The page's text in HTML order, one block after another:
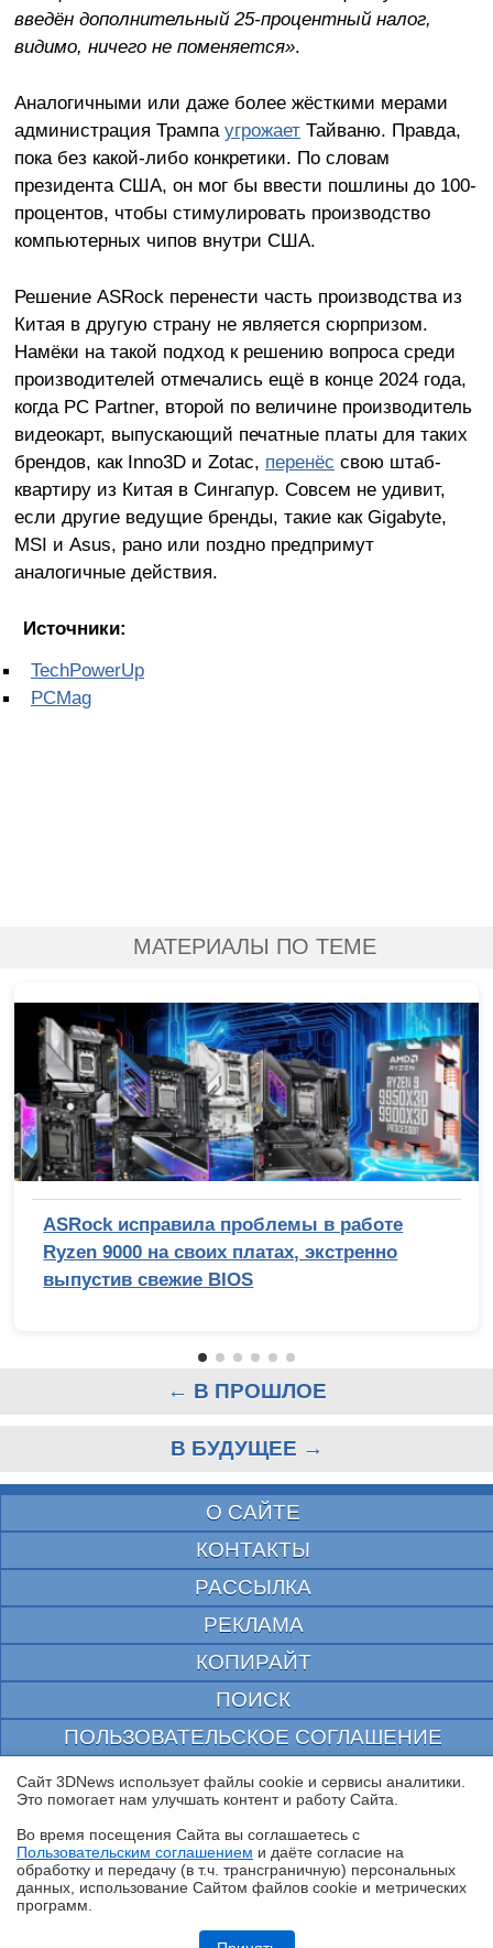
Обзор ноутбука HONOR MagicBook 16 2026 (LHC-X) на платформе
введён дополнительный 25-процентный налог,
видимо, ничего не поменяется».
Аналогичными или даже более жёсткими мерами
администрация Трампа угрожаетТайваню. Правда,
пока без какой-либо конкретики. По словам
президента США, он мог бы ввести пошлины до 100-
процентов, чтобы стимулировать производство
компьютерных чипов внутри США.
Решение ASRock перенести часть производства из
Китая в другую страну не является сюрпризом.
Намёки на такой подход к решению вопроса среди
производителей отмечались ещё в конце 2024 года,
когда PC Partner, второй по величине производитель
видеокарт, выпускающий печатные платы для таких
брендов, как Inno3D и Zotac, перенёс свою штаб-
квартиру из Китая в Сингапур. Совсем не удивит,
если другие ведущие бренды, такие как Gigabyte,
MSI и Asus, рано или поздно предпримут
аналогичные действия.
Источники:
TechPowerUp
PCMag
МАТЕРИАЛЫ ПО ТЕМЕ
ASRock исправила проблемы в работе
Ryzen 9000 на своих платах, экстренно
выпустив свежие BIOS
← В ПРОШЛОЕ
В БУДУЩЕЕ →
О САЙТЕ
КОНТАКТЫ
РАССЫЛКА
РЕКЛАМА
КОПИРАЙТ
ПОИСК
ПОЛЬЗОВАТЕЛЬСКОЕ СОГЛАШЕНИЕ
ЗАЩИЩЕНО CURATOR
© 1997—2026 Электронное периодическое издание "3ДНьюс" | Свидетельство о
выдано Федеральной Службой по надзору за соблюдением законодательства в сфере
массовых коммуникаций и охране культурного наследия
При цитировании документа ссылка на сайт с указанием автора обязательна. Полное
заимствование документа является нарушением
российского и международного законодательства и возможно только с согласия
Сайт 3DNews использует файлы cookie и сервисы аналитики.
Это помогает нам улучшать контент и работу Cайта.
Во время посещения Cайта вы соглашаетесь с
Пользовательским соглашением и даёте согласие на
обработку и передачу (в т.ч. трансграничную) персональных
данных, использование Cайтом файлов cookie и метрических
программ.